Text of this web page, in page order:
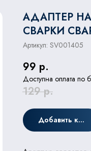
АДАПТЕР
СВАРКИ
Артикул: SV001405
99 р.
Доступна оплата по
129 р.
Добавить к заказу